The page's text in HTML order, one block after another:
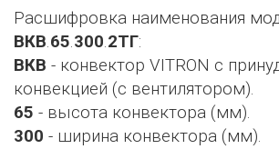
Расшифровка наименования
ВКВ.65.300.2ТГ:
ВКВ - конвектор VITRON с
конвекцией (с вентилятором).
65 - высота конвектора (мм).
300 - ширина конвектора (мм).